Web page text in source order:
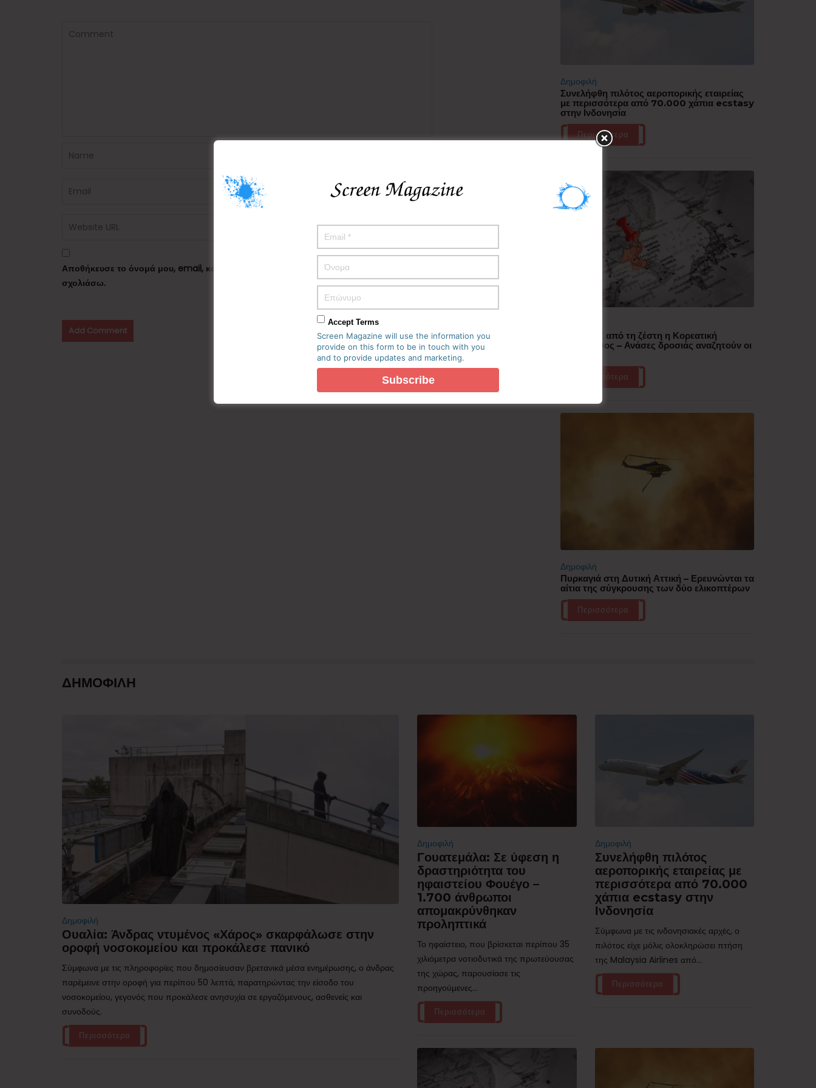
Αποθήκευσε το όνομά μου, email, και τον ιστότοπο μου σε αυτόν τον πλοηγό για την επόμενη φορά που θα
σχολιάσω.
Δημοφιλή
Συνελήφθη πιλότος αεροπορικής εταιρείας
με περισσότερα από 70.000 χάπια ecstasy
στην Ινδονησία
Περισσότερα
“Έλιωσε” από τη ζέστη η Κορεατική
Χερσόνησος – Ανάσες δροσιάς αναζητούν οι
Περισσότερα
Δημοφιλή
Πυρκαγιά στη Δυτική Αττική – Ερευνώνται τα
αίτια της σύγκρουσης των δύο ελικοπτέρων
Περισσότερα
ΔΗΜΟΦΙΛΗ
Δημοφιλή
Ουαλία: Άνδρας ντυμένος «Χάρος» σκαρφάλωσε στην
οροφή νοσοκομείου και προκάλεσε πανικό
Σύμφωνα με τις πληροφορίες που δημοσίευσαν βρετανικά μέσα ενημέρωσης, ο άνδρας
παρέμεινε στην οροφή για περίπου 50 λεπτά, παρατηρώντας την είσοδο του
νοσοκομείου, γεγονός που προκάλεσε ανησυχία σε εργαζόμενους, ασθενείς και
συνοδούς.
Περισσότερα
Δημοφιλή
Γουατεμάλα: Σε ύφεση η
δραστηριότητα του
ηφαιστείου Φουέγο –
1.700 άνθρωποι
απομακρύνθηκαν
προληπτικά
Το ηφαίστειο, που βρίσκεται περίπου 35
χιλιόμετρα νοτιοδυτικά της πρωτεύουσας
της χώρας, παρουσίασε τις
προηγούμενες...
Περισσότερα
Δημοφιλή
Συνελήφθη πιλότος
αεροπορικής εταιρείας με
περισσότερα από 70.000
χάπια ecstasy στην
Ινδονησία
Σύμφωνα με τις ινδονησιακές αρχές, ο
πιλότος είχε μόλις ολοκληρώσει πτήση
της Malaysia Airlines από...
Περισσότερα
Accept Terms
Screen Magazine will use the information you
provide on this form to be in touch with you
and to provide updates and marketing.